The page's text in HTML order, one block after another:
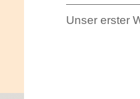
Unser erster